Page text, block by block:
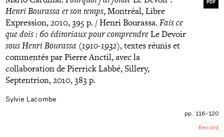
PDF
Henri Bourassa et son temps, Montréal, Libre
Expression, 2010, 395 p. / Henri Bourassa. Fais ce
que dois : 60 éditoriaux pour comprendreLe Devoir
sous Henri Bourassa (1910-1932), textes réunis et
commentés par Pierre Anctil, avec la
collaboration de Pierrick Labbé, Sillery,
Septentrion, 2010, 383 p.
Sylvie Lacombe
pp. 116–120
Record